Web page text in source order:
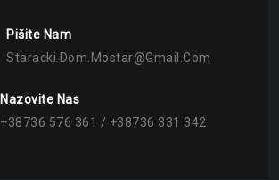
Pišite Nam
Staracki.dom.mostar@gmail.com
Nazovite Nas
+38736 576 361 / +38736 331 342